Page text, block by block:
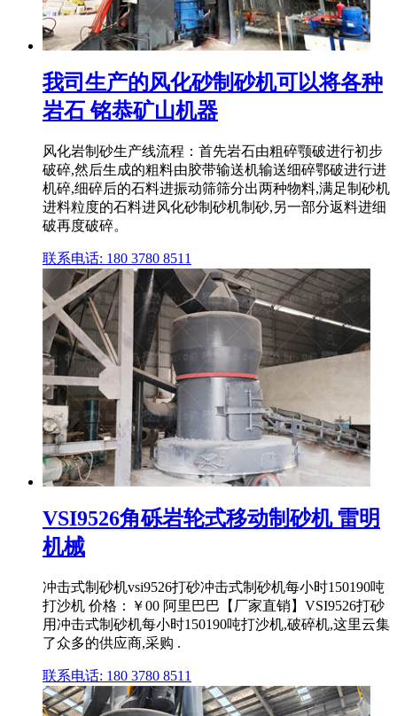
我司生产的风化砂制砂机可以将各种
岩石 铭恭矿山机器
风化岩制砂生产线流程：首先岩石由粗碎颚破进行初步
破碎,然后生成的粗料由胶带输送机输送细碎鄂破进行进
机碎,细碎后的石料进振动筛筛分出两种物料,满足制砂机
进料粒度的石料进风化砂制砂机制砂,另一部分返料进细
破再度破碎。
联系电话: 180 3780 8511
VSI9526角砾岩轮式移动制砂机 雷明
机械
冲击式制砂机vsi9526打砂冲击式制砂机每小时150190吨
打沙机 价格：￥00 阿里巴巴【厂家直销】VSI9526打砂
用冲击式制砂机每小时150190吨打沙机,破碎机,这里云集
了众多的供应商,采购 .
联系电话: 180 3780 8511